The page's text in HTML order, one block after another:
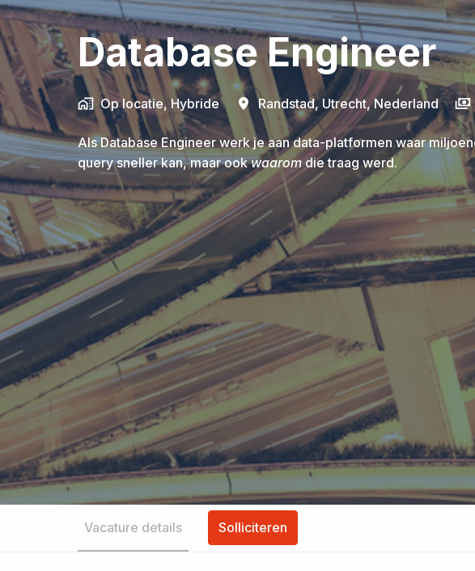
Database Engineer
Op locatie, Hybride Randstad, Utrecht, Nederland
Als Database Engineer werk je aan data-platformen waar
query sneller kan, maar ookwaaromdie traag werd.
Vacature details Solliciteren